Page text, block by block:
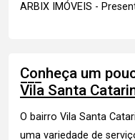
ARBIX IMÓVEIS -
Conheça um
Vila Santa
O bairro Vila Santa
uma variedade de